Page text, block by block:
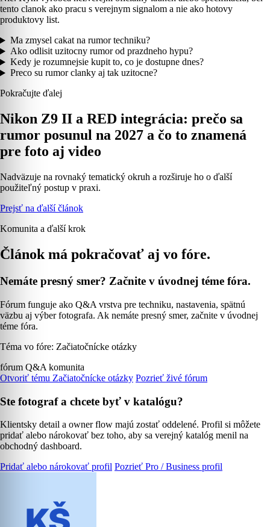
tento clanok ako pracu s verejnym signalom a nie ako hotovy
produktovy list.
Ma zmysel cakat na rumor techniku?
Ako odlisit uzitocny rumor od prazdneho hypu?
Kedy je rozumnejsie kupit to, co je dostupne dnes?
Preco su rumor clanky aj tak uzitocne?
Pokračujte ďalej
Nikon Z9 II a RED integrácia: prečo sa
rumor posunul na 2027 a čo to znamená
pre foto aj video
Nadväzuje na rovnaký tematický okruh a rozširuje ho o ďalší
použiteľný postup v praxi.
Prejsť na ďalší článok
Komunita a ďalší krok
Článok má pokračovať aj vo fóre.
Nemáte presný smer? Začnite v úvodnej téme fóra.
Fórum funguje ako Q&A vrstva pre techniku, nastavenia, spätnú
väzbu aj výber fotografa. Ak nemáte presný smer, začnite v úvodnej
téme fóra.
Téma vo fóre: Začiatočnícke otázky
fórum Q&A komunita
Otvoriť tému Začiatočnícke otázky Pozrieť živé fórum
Ste fotograf a chcete byť v katalógu?
Klientsky detail a owner flow majú zostať oddelené. Profil si môžete
pridať alebo nárokovať bez toho, aby sa verejný katalóg menil na
obchodný dashboard.
Pridať alebo nárokovať profil Pozrieť Pro / Business profil